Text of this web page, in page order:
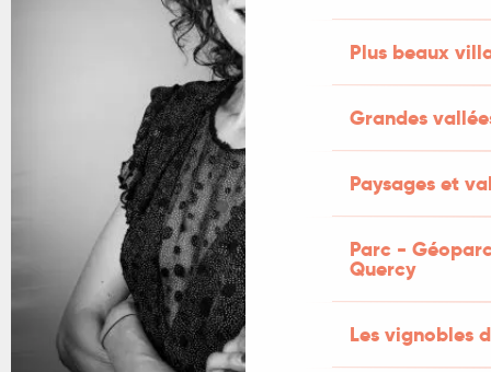
Plus beaux
Grandes
Paysages et
Parc -
Quercy
Les vignobles